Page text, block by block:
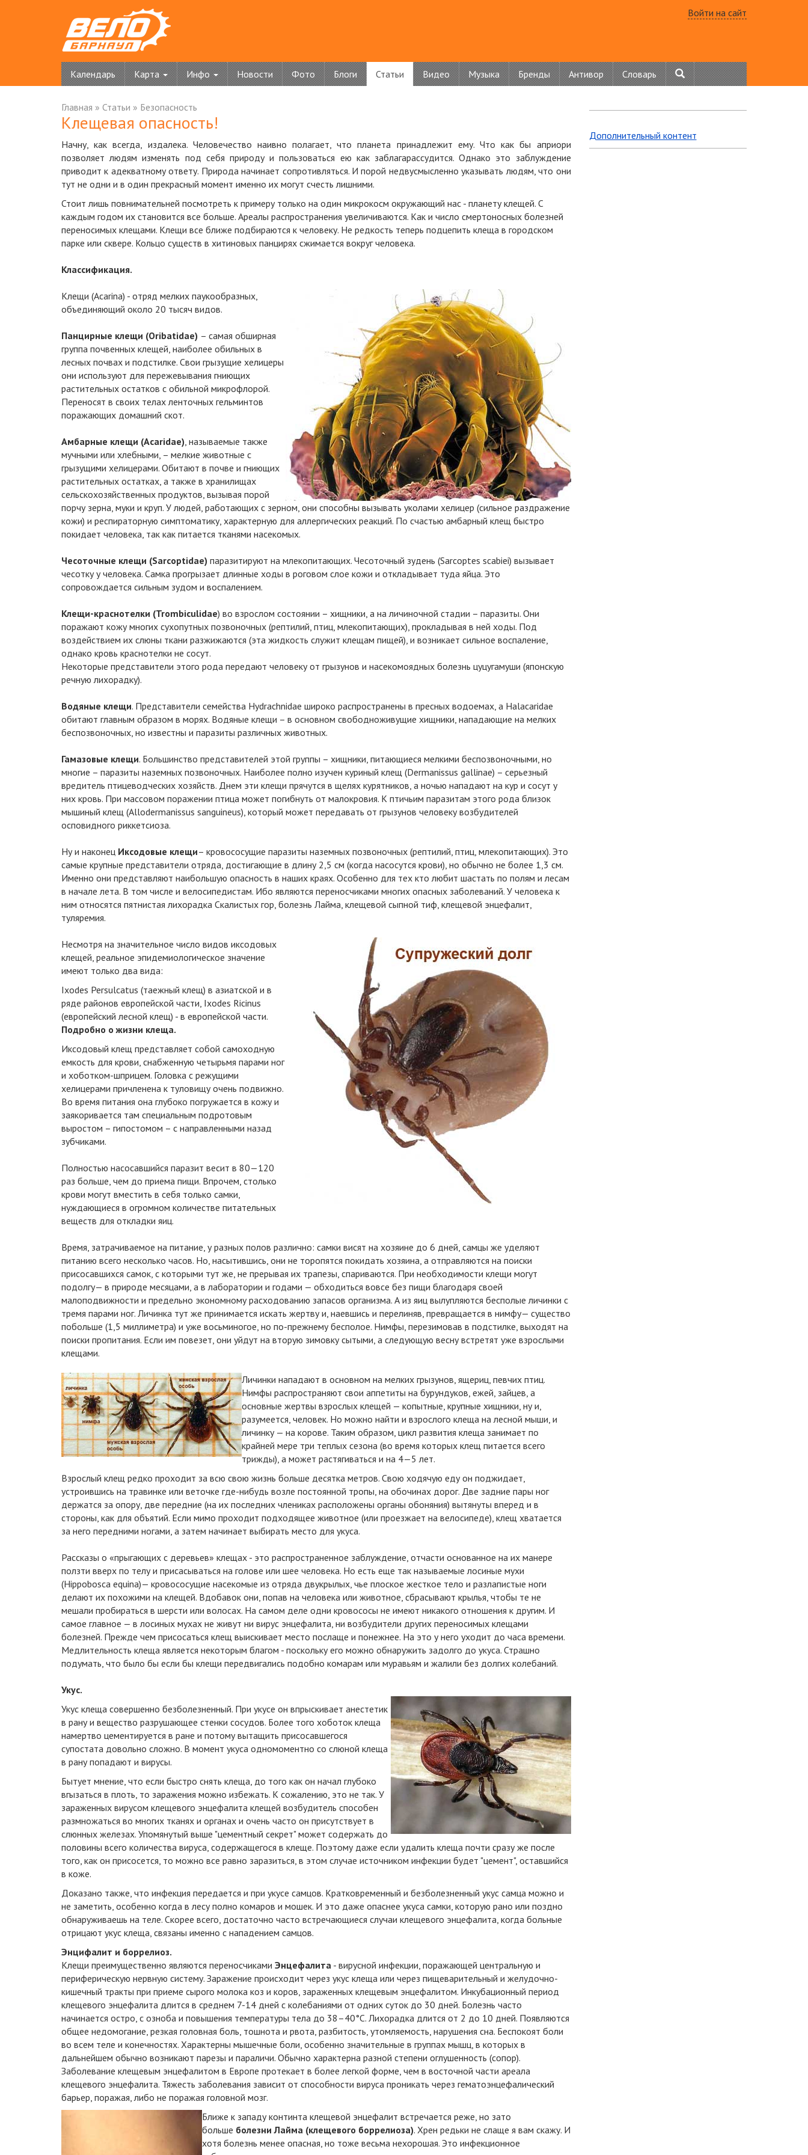
Войти на сайт
Календарь Карта Инфо Новости Фото Блоги Статьи Видео Музыка Бренды Антивор Словарь
Главная » Статьи » Безопасность
Клещевая опасность!
Начну, как всегда, издалека. Человечество наивно полагает, что планета принадлежит ему. Что как бы априори
позволяет людям изменять под себя природу и пользоваться ею как заблагарассудится. Однако это заблуждение
приводит к адекватному ответу. Природа начинает сопротивляться. И порой недвусмысленно указывать людям, что они
тут не одни и в один прекрасный момент именно их могут счесть лишними.
Стоит лишь повнимательней посмотреть к примеру только на один микрокосм окружающий нас - планету клещей. С
каждым годом их становится все больше. Ареалы распространения увеличиваются. Как и число смертоносных болезней
переносимых клещами. Клещи все ближе подбираются к человеку. Не редкость теперь подцепить клеща в городском
парке или сквере. Кольцо существ в хитиновых панцирях сжимается вокруг человека.
Классификация.
Клещи (Acarina) - отряд мелких паукообразных,
объединяющий около 20 тысяч видов.
Панцирные клещи (Oribatidae) – самая обширная
группа почвенных клещей, наиболее обильных в
лесных почвах и подстилке. Свои грызущие хелицеры
они используют для пережевывания гниющих
растительных остатков с обильной микрофлорой.
Переносят в своих телах ленточных гельминтов
поражающих домашний скот.
Амбарные клещи (Acaridae), называемые также
мучными или хлебными, – мелкие животные с
грызущими хелицерами. Обитают в почве и гниющих
растительных остатках, а также в хранилищах
сельскохозяйственных продуктов, вызывая порой
порчу зерна, муки и круп. У людей, работающих с зерном, они способны вызывать уколами хелицер (сильное раздражение
кожи) и респираторную симптоматику, характерную для аллергических реакций. По счастью амбарный клещ быстро
покидает человека, так как питается тканями насекомых.
Чесоточные клещи (Sarcoptidae) паразитируют на млекопитающих. Чесоточный зудень (Sarcoptes scabiei) вызывает
чесотку у человека. Самка прогрызает длинные ходы в роговом слое кожи и откладывает туда яйца. Это
сопровождается сильным зудом и воспалением.
Клещи-краснотелки (Trombiculidae) во взрослом состоянии – хищники, а на личиночной стадии – паразиты. Они
поражают кожу многих сухопутных позвоночных (рептилий, птиц, млекопитающих), прокладывая в ней ходы. Под
воздействием их слюны ткани разжижаются (эта жидкость служит клещам пищей), и возникает сильное воспаление,
однако кровь краснотелки не сосут.
Некоторые представители этого рода передают человеку от грызунов и насекомоядных болезнь цуцугамуши (японскую
речную лихорадку).
Водяные клещи. Представители семейства Hydrachnidae широко распространены в пресных водоемах, а Halacaridae
обитают главным образом в морях. Водяные клещи – в основном свободноживущие хищники, нападающие на мелких
беспозвоночных, но известны и паразиты различных животных.
Гамазовые клещи. Большинство представителей этой группы – хищники, питающиеся мелкими беспозвоночными, но
многие – паразиты наземных позвоночных. Наиболее полно изучен куриный клещ (Dermanissus gallinae) – серьезный
вредитель птицеводческих хозяйств. Днем эти клещи прячутся в щелях курятников, а ночью нападают на кур и сосут у
них кровь. При массовом поражении птица может погибнуть от малокровия. К птичьим паразитам этого рода близок
мышиный клещ (Allodermanissus sanguineus), который может передавать от грызунов человеку возбудителей
осповидного риккетсиоза.
Ну и наконец Иксодовые клещи– кровососущие паразиты наземных позвоночных (рептилий, птиц, млекопитающих). Это
самые крупные представители отряда, достигающие в длину 2,5 см (когда насосутся крови), но обычно не более 1,3 см.
Именно они представляют наибольшую опасность в наших краях. Особенно для тех кто любит шастать по полям и лесам
в начале лета. В том числе и велосипедистам. Ибо являются переносчиками многих опасных заболеваний. У человека к
ним относятся пятнистая лихорадка Скалистых гор, болезнь Лайма, клещевой сыпной тиф, клещевой энцефалит,
туляремия.
Несмотря на значительное число видов иксодовых
клещей, реальное эпидемиологическое значение
имеют только два вида:
Ixodes Persulcatus (таежный клещ) в азиатской и в
ряде районов европейской части, Ixodes Ricinus
(европейский лесной клещ) - в европейской части.
Подробно о жизни клеща.
Иксодовый клещ представляет собой самоходную
емкость для крови, снабженную четырьмя парами ног
и хоботком-шприцем. Головка с режущими
хелицерами причленена к туловищу очень подвижно.
Во время питания она глубоко погружается в кожу и
заякоривается там специальным подротовым
выростом – гипостомом – с направленными назад
зубчиками.
Полностью насосавшийся паразит весит в 80—120
раз больше, чем до приема пищи. Впрочем, столько
крови могут вместить в себя только самки,
нуждающиеся в огромном количестве питательных
веществ для откладки яиц.
Время, затрачиваемое на питание, у разных полов различно: самки висят на хозяине до 6 дней, самцы же уделяют
питанию всего несколько часов. Но, насытившись, они не торопятся покидать хозяина, а отправляются на поиски
присосавшихся самок, с которыми тут же, не прерывая их трапезы, спариваются. При необходимости клещи могут
подолгу— в природе месяцами, а в лаборатории и годами — обходиться вовсе без пищи благодаря своей
малоподвижности и предельно экономному расходованию запасов организма. А из яиц вылупляются бесполые личинки с
тремя парами ног. Личинка тут же принимается искать жертву и, наевшись и перелиняв, превращается в нимфу— существо
побольше (1,5 миллиметра) и уже восьминогое, но по-прежнему бесполое. Нимфы, перезимовав в подстилке, выходят на
поиски пропитания. Если им повезет, они уйдут на вторую зимовку сытыми, а следующую весну встретят уже взрослыми
клещами.
Личинки нападают в основном на мелких грызунов, ящериц, певчих птиц.
Нимфы распространяют свои аппетиты на бурундуков, ежей, зайцев, а
основные жертвы взрослых клещей — копытные, крупные хищники, ну и,
разумеется, человек. Но можно найти и взрослого клеща на лесной мыши, и
личинку — на корове. Таким образом, цикл развития клеща занимает по
крайней мере три теплых сезона (во время которых клещ питается всего
трижды), а может растягиваться и на 4—5 лет.
Взрослый клещ редко проходит за всю свою жизнь больше десятка метров. Свою ходячую еду он поджидает,
устроившись на травинке или веточке где-нибудь возле постоянной тропы, на обочинах дорог. Две задние пары ног
держатся за опору, две передние (на их последних члениках расположены органы обоняния) вытянуты вперед и в
стороны, как для объятий. Если мимо проходит подходящее животное (или проезжает на велосипеде), клещ хватается
за него передними ногами, а затем начинает выбирать место для укуса.
Рассказы о «прыгающих с деревьев» клещах - это распространенное заблуждение, отчасти основанное на их манере
ползти вверх по телу и присасываться на голове или шее человека. Но есть еще так называемые лосиные мухи
(Hippobosca equina)— кровососущие насекомые из отряда двукрылых, чье плоское жесткое тело и разлапистые ноги
делают их похожими на клещей. Вдобавок они, попав на человека или животное, сбрасывают крылья, чтобы те не
мешали пробираться в шерсти или волосах. На самом деле одни кровососы не имеют никакого отношения к другим. И
самое главное — в лосиных мухах не живут ни вирус энцефалита, ни возбудители других переносимых клещами
болезней. Прежде чем присосаться клещ выискивает место послаще и понежнее. На это у него уходит до часа времени.
Медлительность клеща является некоторым благом - поскольку его можно обнаружить задолго до укуса. Страшно
подумать, что было бы если бы клещи передвигались подобно комарам или муравьям и жалили без долгих колебаний.
Укус.
Укус клеща совершенно безболезненный. При укусе он впрыскивает анестетик
в рану и вещество разрушающее стенки сосудов. Более того хоботок клеща
намертво цементируется в ране и потому вытащить присосавшегося
супостата довольно сложно. В момент укуса одномоментно со слюной клеща
в рану попадают и вирусы.
Бытует мнение, что если быстро снять клеща, до того как он начал глубоко
вгызаться в плоть, то заражения можно избежать. К сожалению, это не так. У
зараженных вирусом клещевого энцефалита клещей возбудитель способен
размножаться во многих тканях и органах и очень часто он присутствует в
слюнных железах. Упомянутый выше "цементный секрет" может содержать до
половины всего количества вируса, содержащегося в клеще. Поэтому даже если удалить клеща почти сразу же после
того, как он присосется, то можно все равно заразиться, в этом случае источником инфекции будет "цемент", оставшийся
в коже.
Доказано также, что инфекция передается и при укусе самцов. Кратковременный и безболезненный укус самца можно и
не заметить, особенно когда в лесу полно комаров и мошек. И это даже опаснее укуса самки, которую рано или поздно
обнаруживаешь на теле. Скорее всего, достаточно часто встречающиеся случаи клещевого энцефалита, когда больные
отрицают укус клеща, связаны именно с нападением самцов.
Энцифалит и боррелиоз.
Клещи преимущественно являются переносчиками Энцефалита - вирусной инфекции, поражающей центральную и
периферическую нервную систему. Заражение происходит через укус клеща или через пищеварительный и желудочно-
кишечный тракты при приеме сырого молока коз и коров, зараженных клещевым энцефалитом. Инкубационный период
клещевого энцефалита длится в среднем 7-14 дней с колебаниями от одних суток до 30 дней. Болезнь часто
начинается остро, с озноба и повышения температуры тела до 38–40°С. Лихорадка длится от 2 до 10 дней. Появляются
общее недомогание, резкая головная боль, тошнота и рвота, раз­битость, утомляемость, нарушения сна. Беспокоят боли
во всем теле и конечностях. Характерны мышечные боли, особенно значительные в группах мышц, в которых в
дальнейшем обычно возникают парезы и параличи. Обычно характерна разной степени оглушенность (сопор).
Заболевание клещевым энцефалитом в Европе протекает в более легкой форме, чем в восточной части ареала
клещевого энцефалита. Тяжесть заболевания зависит от способности вируса проникать через гематоэнцефалический
барьер, поражая, либо не поражая головной мозг.
Ближе к западу континта клещевой энцефалит встречается реже, но зато
больше болезни Лайма (клещевого боррелиоза). Хрен редьки не слаще я вам скажу. И
хотя болезнь менее опасная, но тоже весьма нехорошая. Это инфекционное
Дополнительный контент